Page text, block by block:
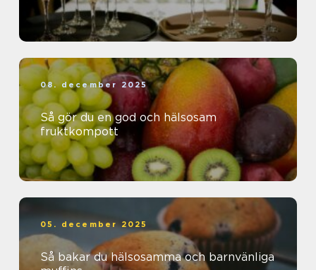
08. december 2025
Så gör du en god och hälsosam
fruktkompott
05. december 2025
Så bakar du hälsosamma och barnvänliga